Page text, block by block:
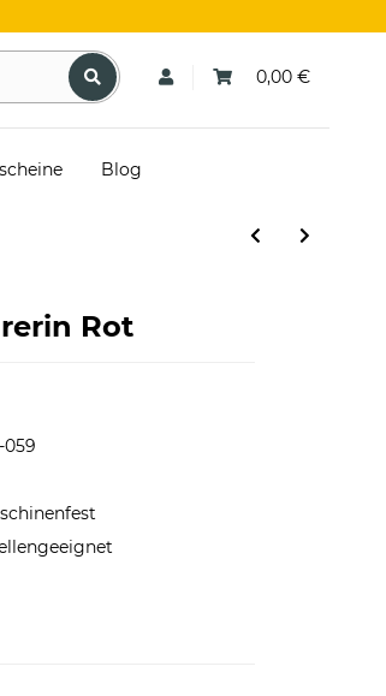
0,00 €
Blog
Rot
059